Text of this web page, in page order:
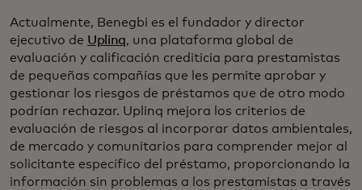
Actualmente, Benegbi es el fundador y director
ejecutivo de Uplinq, una plataforma global de
evaluación y calificación crediticia para prestamistas
de pequeñas compañías que les permite aprobar y
gestionar los riesgos de préstamos que de otro modo
podrían rechazar. Uplinq mejora los criterios de
evaluación de riesgos al incorporar datos ambientales,
de mercado y comunitarios para comprender mejor al
solicitante específico del préstamo, proporcionando la
información sin problemas a los prestamistas a través